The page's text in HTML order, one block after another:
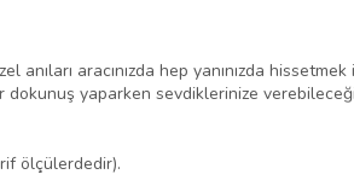
anıları aracınızda hep yanınızda
dokunuş yaparken sevdiklerinize
ölçülerdedir).